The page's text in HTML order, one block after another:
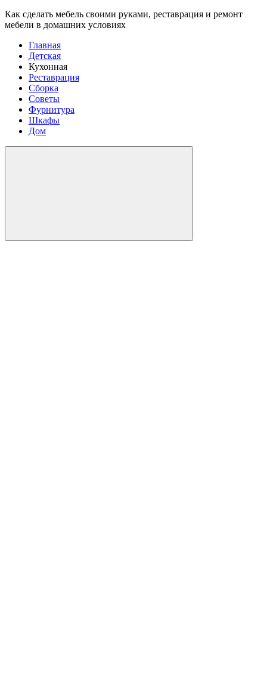
Как сделать мебель своими руками, реставрация и ремонт
мебели в домашних условиях
Главная
Детская
Кухонная
Реставрация
Сборка
Советы
Фурнитура
Шкафы
Дом